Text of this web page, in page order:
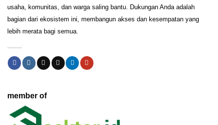
usaha, komunitas, dan warga saling bantu. Dukungan Anda adalah
bagian dari ekosistem ini, membangun akses dan kesempatan yang
lebih merata bagi semua.
member of